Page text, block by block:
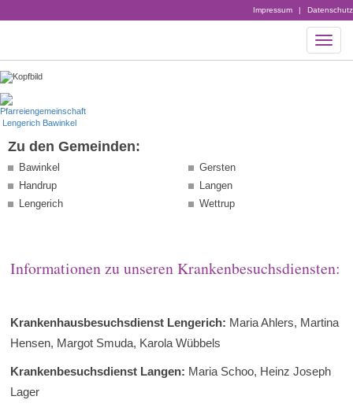
Impressum | Datenschutz
Zu den Gemeinden:
Bawinkel
Gersten
Handrup
Langen
Lengerich
Wettrup
Informationen zu unseren Krankenbesuchsdiensten:
Krankenhausbesuchsdienst Lengerich: Maria Ahlers, Martina
Hensen, Margot Smuda, Karola Wübbels
Krankenbesuchsdienst Langen: Maria Schoo, Heinz Joseph
Lager